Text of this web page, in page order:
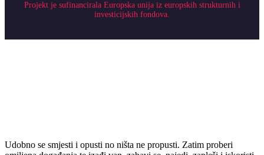
Projekt je sufinancirala Europska unija iz europskih strukturnih i
investicijskih fondova.
Udobno se smjesti i opusti no ništa ne propusti. Zatim proberi